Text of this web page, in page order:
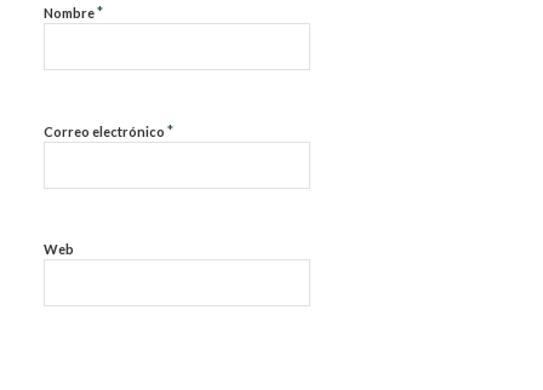
Nombre*
Correo electrónico *
Web